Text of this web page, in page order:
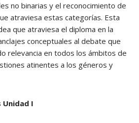
no binarias y el reconocimiento de
atraviesa estas categorías. Esta
que atraviesa el diploma en la
conceptuales al debate que
relevancia en todos los ámbitos de
atinentes a los géneros y
Unidad I